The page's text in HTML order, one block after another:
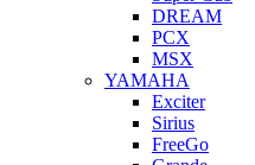
DREAM
PCX
MSX
YAMAHA
Exciter
Sirius
FreeGo